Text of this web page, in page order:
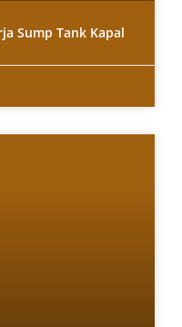
Sump Tank Kapal